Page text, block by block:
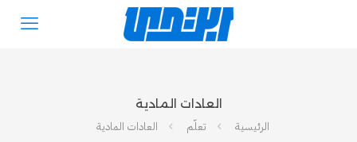
العادات المادية
الرئيسية
تعلّم العادات المادية